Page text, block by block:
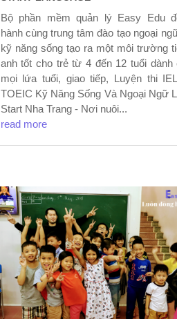
Bộ phần mềm quản lý Easy Edu
hành cùng trung tâm đào tạo ngoại
kỹ năng sống tạo ra một môi trường
anh tốt cho trẻ từ 4 đến 12 tuổi dành
mọi lứa tuổi, giao tiếp, Luyện thi
TOEIC Kỹ Năng Sống Và Ngoại Ngữ
Start Nha Trang - Nơi nuôi...
read more